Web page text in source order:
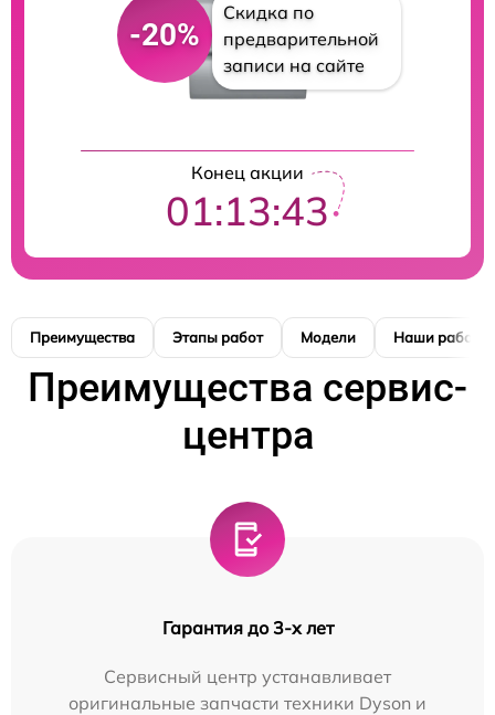
-20%
Скидка по
предварительной
записи на сайте
Конец акции
01:13:42
Преимущества Этапы работ Модели Наши работы
Преимущества сервис-
центра
Гарантия до 3-х лет
Сервисный центр устанавливает
оригинальные запчасти техники Dyson и